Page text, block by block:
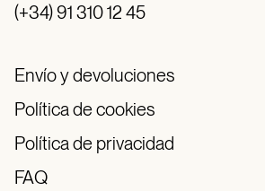
(+34) 91 310 12 45
Envío y devoluciones
Política de cookies
Política de privacidad
FAQ